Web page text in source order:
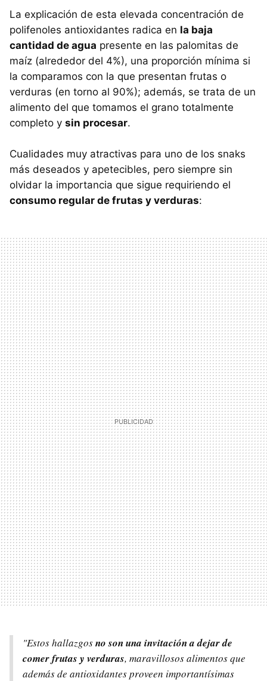
La explicación de esta elevada concentración de
polifenoles antioxidantes radica en la baja
cantidad de agua presente en las palomitas de
maíz (alrededor del 4%), una proporción mínima si
la comparamos con la que presentan frutas o
verduras (en torno al 90%); además, se trata de un
alimento del que tomamos el grano totalmente
completo y sin procesar.
Cualidades muy atractivas para uno de los snaks
más deseados y apetecibles, pero siempre sin
olvidar la importancia que sigue requiriendo el
consumo regular de frutas y verduras:
"Estos hallazgosno son una invitación a dejar de
comer frutas y verduras, maravillosos alimentos que
además de antioxidantes proveen importantísimas